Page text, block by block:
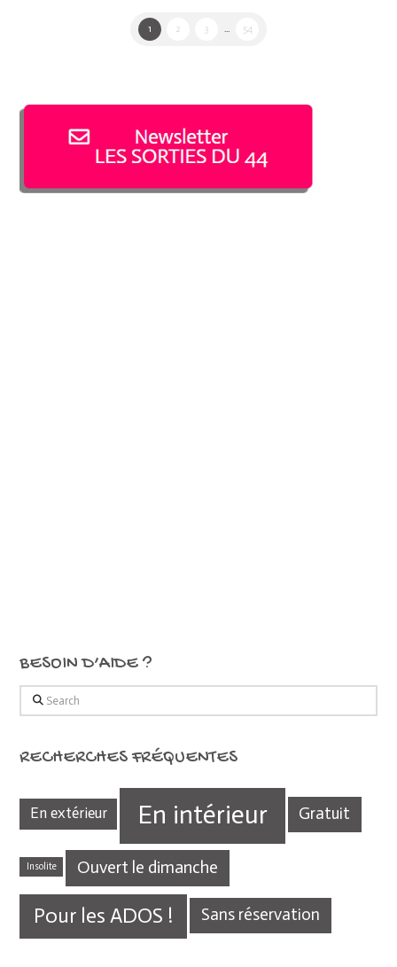
1 2 3 ... 54
BESOIN D’AIDE ?
Search
RECHERCHES FRÉQUENTES
En extérieur En intérieur Gratuit
Insolite Ouvert le dimanche
Pour les ADOS ! Sans réservation